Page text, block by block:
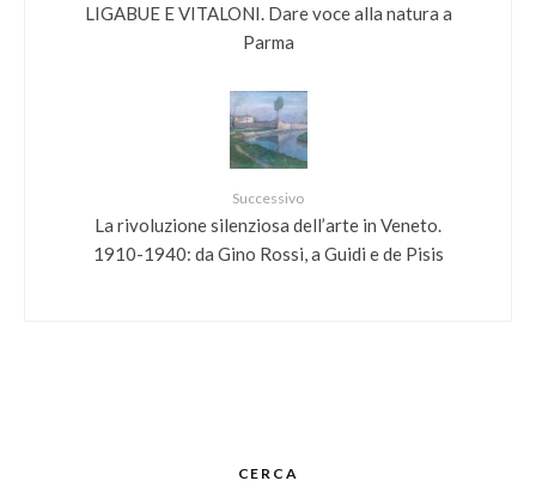
LIGABUE E VITALONI. Dare voce alla natura a
Parma
Successivo
La rivoluzione silenziosa dell’arte in Veneto.
1910-1940: da Gino Rossi, a Guidi e de Pisis
CERCA